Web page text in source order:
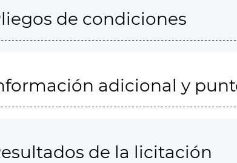
de condiciones
adicional y
de la licitación